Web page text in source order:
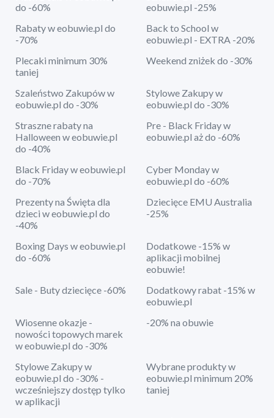
do -60%
eobuwie.pl -25%
Rabaty w eobuwie.pl do
-70%
Back to School w
eobuwie.pl - EXTRA -20%
Plecaki minimum 30%
taniej
Weekend zniżek do -30%
Szaleństwo Zakupów w
eobuwie.pl do -30%
Stylowe Zakupy w
eobuwie.pl do -30%
Straszne rabaty na
Halloween w eobuwie.pl
do -40%
Pre - Black Friday w
eobuwie.pl aż do -60%
Black Friday w eobuwie.pl
do -70%
Cyber Monday w
eobuwie.pl do -60%
Prezenty na Święta dla
dzieci w eobuwie.pl do
-40%
Dziecięce EMU Australia
-25%
Boxing Days w eobuwie.pl
do -60%
Dodatkowe -15% w
aplikacji mobilnej
eobuwie!
Sale - Buty dziecięce -60%
Dodatkowy rabat -15% w
eobuwie.pl
Wiosenne okazje -
nowości topowych marek
w eobuwie.pl do -30%
-20% na obuwie
Stylowe Zakupy w
eobuwie.pl do -30% -
wcześniejszy dostęp tylko
w aplikacji
Wybrane produkty w
eobuwie.pl minimum 20%
taniej